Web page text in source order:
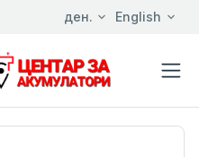
ден. English